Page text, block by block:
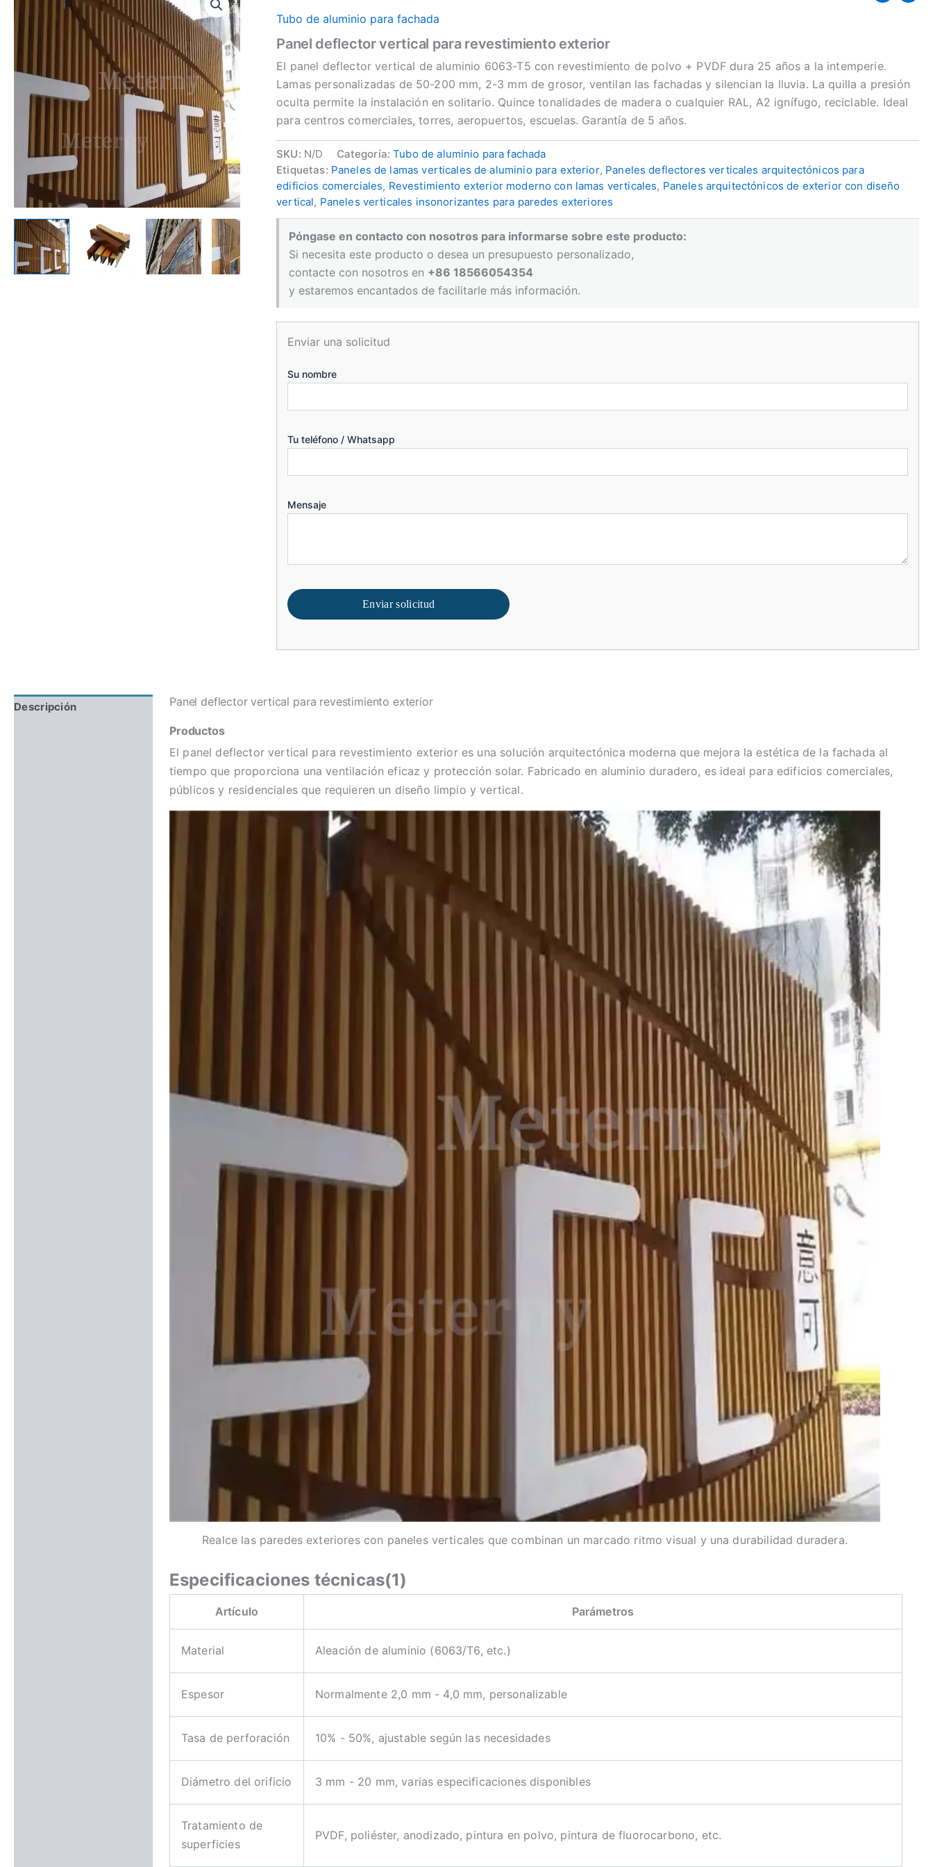
Tubo de aluminio para fachada
Panel deflector vertical para revestimiento exterior
El panel deflector vertical de aluminio 6063-T5 con revestimiento de polvo + PVDF dura 25 años a la intemperie.
Lamas personalizadas de 50-200 mm, 2-3 mm de grosor, ventilan las fachadas y silencian la lluvia. La quilla a presión
oculta permite la instalación en solitario. Quince tonalidades de madera o cualquier RAL, A2 ignífugo, reciclable. Ideal
para centros comerciales, torres, aeropuertos, escuelas. Garantía de 5 años.
SKU: N/D Categoría:Tubo de aluminio para fachada
Etiquetas: Paneles de lamas verticales de aluminio para exterior, Paneles deflectores verticales arquitectónicos para
edificios comerciales, Revestimiento exterior moderno con lamas verticales, Paneles arquitectónicos de exterior con diseño
vertical, Paneles verticales insonorizantes para paredes exteriores
Póngase en contacto con nosotros para informarse sobre este producto:
Si necesita este producto o desea un presupuesto personalizado,
contacte con nosotros en +86 18566054354
y estaremos encantados de facilitarle más información.
Enviar una solicitud
Su nombre
Tu teléfono / Whatsapp
Mensaje
Enviar solicitud
Descripción
Panel deflector vertical para revestimiento exterior
Productos
El panel deflector vertical para revestimiento exterior es una solución arquitectónica moderna que mejora la estética de la fachada al
tiempo que proporciona una ventilación eficaz y protección solar. Fabricado en aluminio duradero, es ideal para edificios comerciales,
públicos y residenciales que requieren un diseño limpio y vertical.
Realce las paredes exteriores con paneles verticales que combinan un marcado ritmo visual y una durabilidad duradera.
Especificaciones técnicas(1)
Artículo Parámetros
Material Aleación de aluminio (6063/T6, etc.)
Espesor Normalmente 2,0 mm - 4,0 mm, personalizable
Tasa de perforación 10% - 50%, ajustable según las necesidades
Diámetro del orificio 3 mm - 20 mm, varias especificaciones disponibles
Tratamiento de
superficies
PVDF, poliéster, anodizado, pintura en polvo, pintura de fluorocarbono, etc.